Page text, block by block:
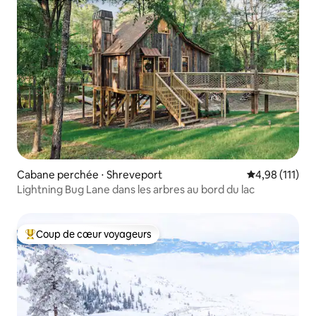
Cabane perchée ⋅ Shreveport Évaluation
4,98 (111)
Lightning Bug Lane dans les arbres au bord du lac
Coups de cœur voyageurs les plus appréciés
Coup de cœur voyageurs